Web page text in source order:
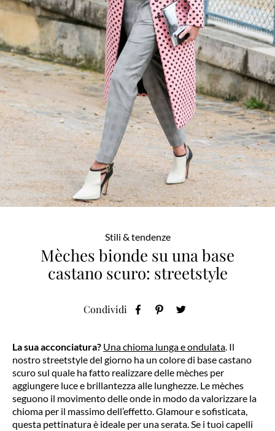
Stili & tendenze
Mèches bionde su una base
castano scuro: streetstyle
Condividi
La sua acconciatura? Una chioma lunga e ondulata. Il
nostro streetstyle del giorno ha un colore di base castano
scuro sul quale ha fatto realizzare delle mèches per
aggiungere luce e brillantezza alle lunghezze. Le mèches
seguono il movimento delle onde in modo da valorizzare la
chioma per il massimo dell’effetto. Glamour e sofisticata,
questa pettinatura è ideale per una serata. Se i tuoi capelli